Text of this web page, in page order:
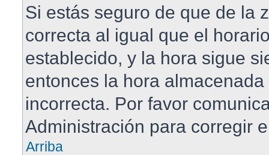
Si estás seguro de que de la
correcta al igual que el
establecido, y la hora sigue
entonces la hora
incorrecta. Por favor
Administración para corregir
Arriba